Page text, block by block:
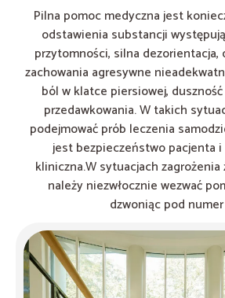
Pilna pomoc medyczna jest
odstawienia substancji
przytomności, silna dezorientacja,
zachowania agresywne
ból w klatce piersiowej,
przedawkowania. W takich
podejmować prób leczenia
jest bezpieczeństwo pacjenta
kliniczna.W sytuacjach
należy niezwłocznie wezwać
dzwoniąc pod numer